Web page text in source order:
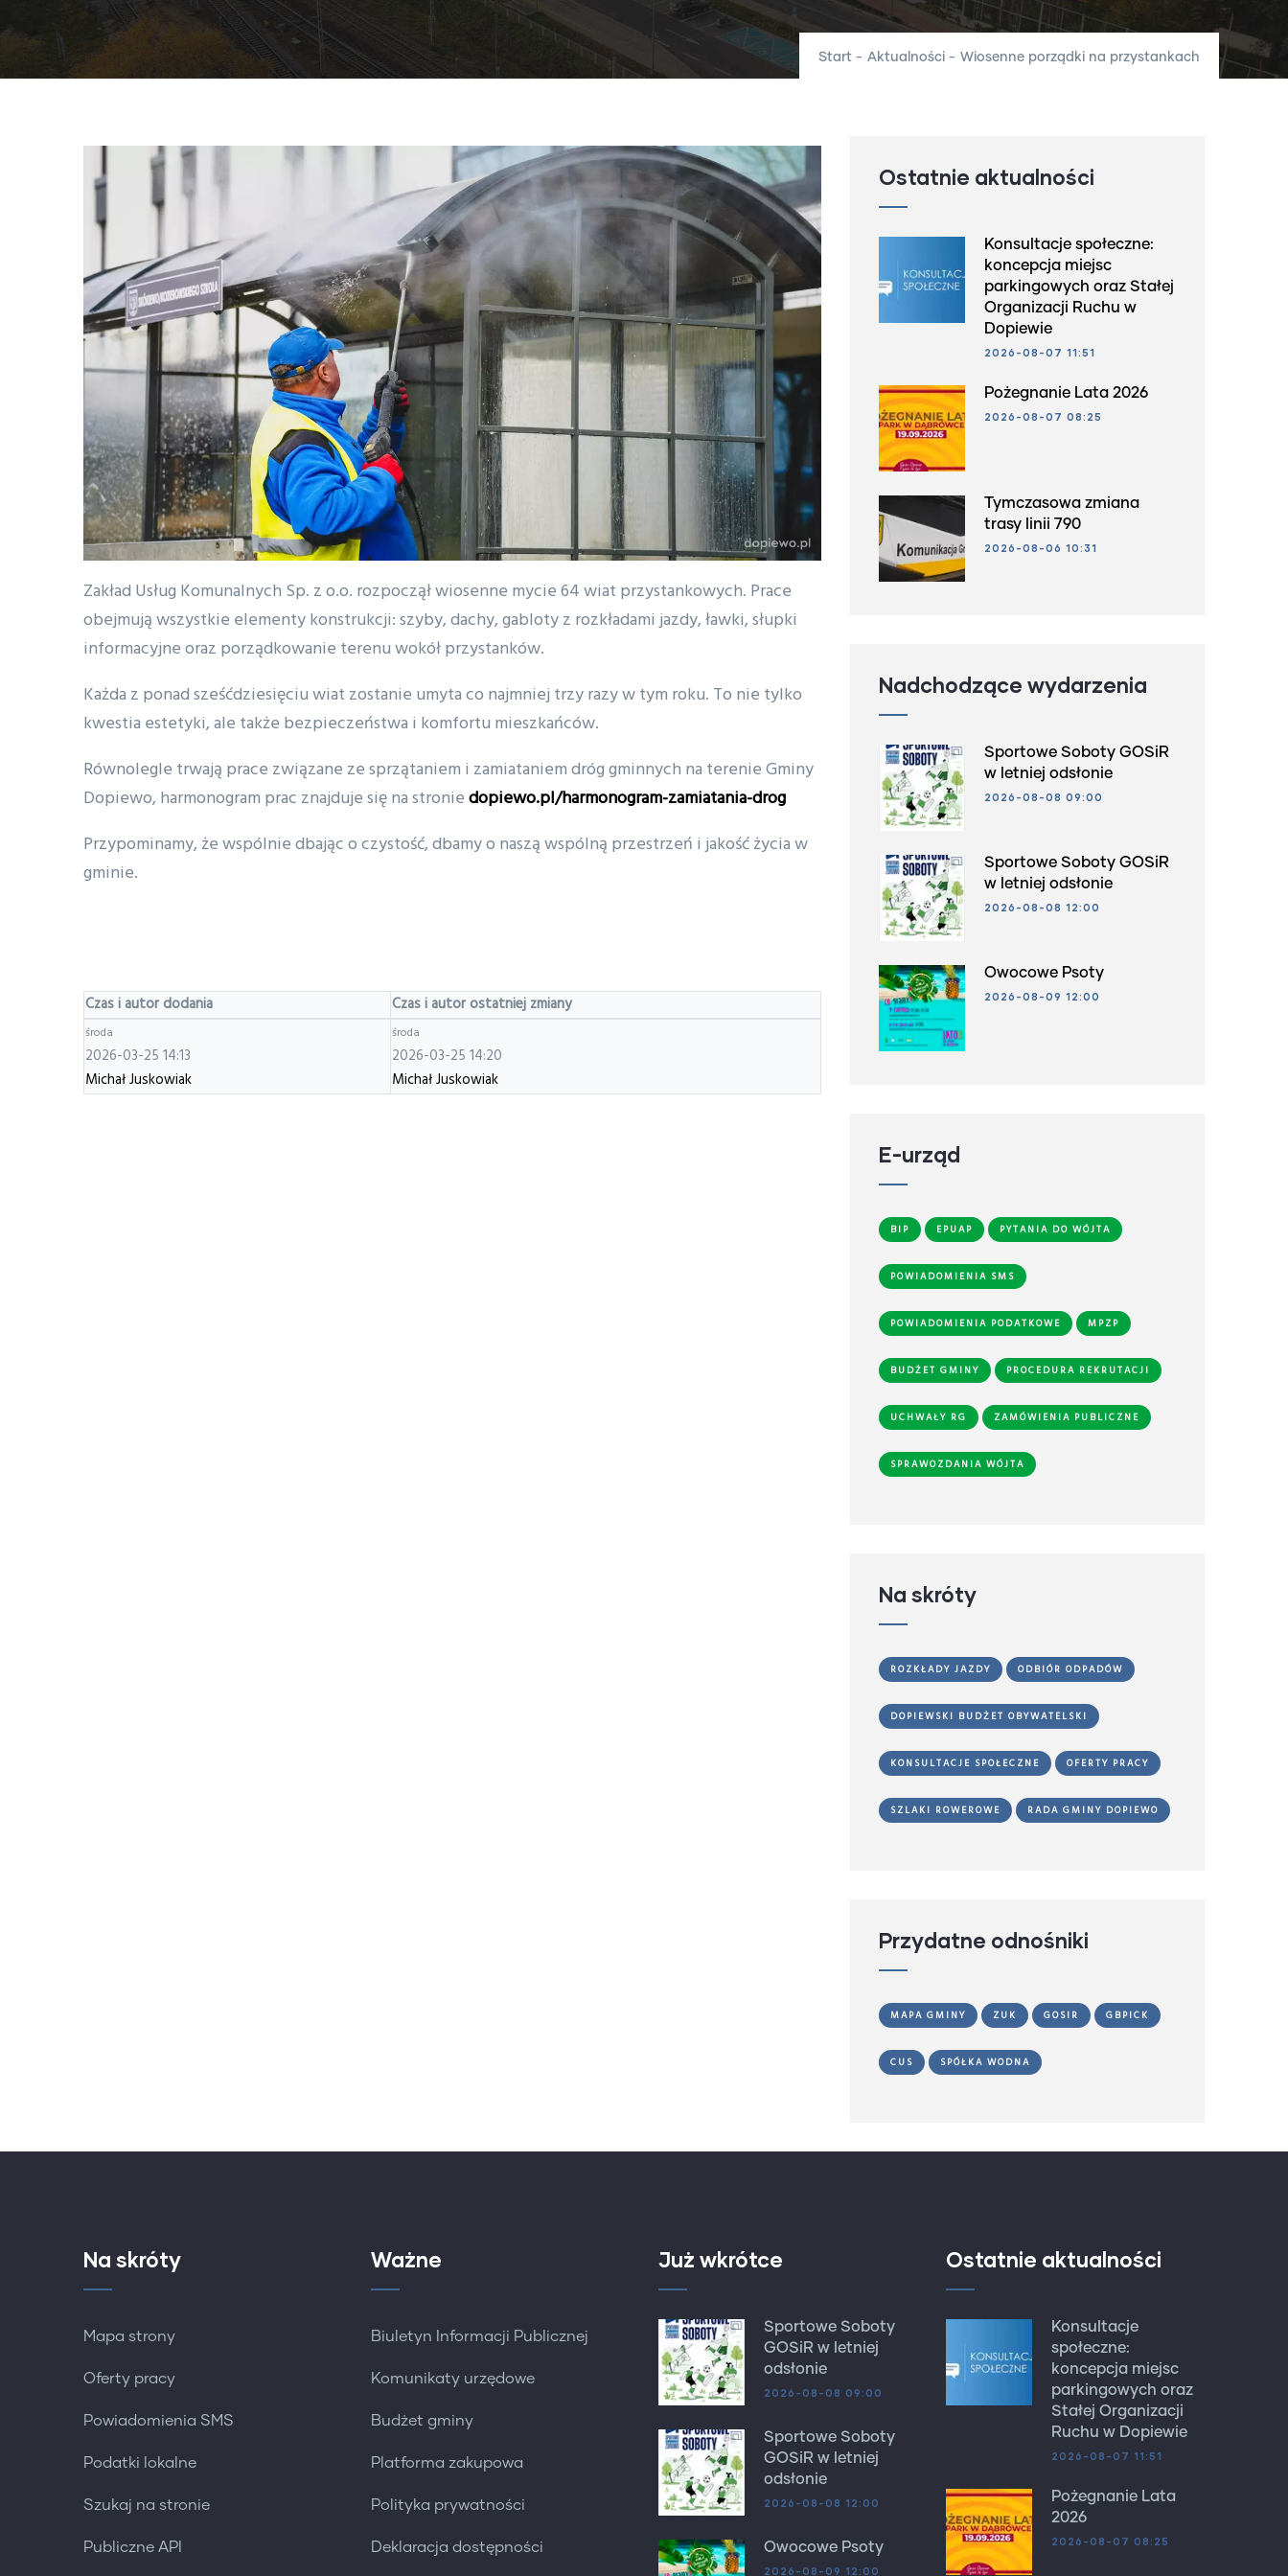
Start - Aktualności - Wiosenne porządki na przystankach
Zakład Usług Komunalnych Sp. z o.o. rozpoczął wiosenne mycie 64 wiat przystankowych. Prace
obejmują wszystkie elementy konstrukcji: szyby, dachy, gabloty z rozkładami jazdy, ławki, słupki
informacyjne oraz porządkowanie terenu wokół przystanków.
Każda z ponad sześćdziesięciu wiat zostanie umyta co najmniej trzy razy w tym roku. To nie tylko
kwestia estetyki, ale także bezpieczeństwa i komfortu mieszkańców.
Równolegle trwają prace związane ze sprzątaniem i zamiataniem dróg gminnych na terenie Gminy
Dopiewo, harmonogram prac znajduje się na stroniedopiewo.pl/harmonogram-zamiatania-drog
Przypominamy, że wspólnie dbając o czystość, dbamy o naszą wspólną przestrzeń i jakość życia w
gminie.
Czas i autor dodania Czas i autor ostatniej zmiany
środa
2026-03-25 14:13
Michał Juskowiak
środa
2026-03-25 14:20
Michał Juskowiak
Ostatnie aktualności
Konsultacje społeczne:
koncepcja miejsc
parkingowych oraz Stałej
Organizacji Ruchu w
Dopiewie
2026-08-07 11:51
Pożegnanie Lata 2026
2026-08-07 08:25
Tymczasowa zmiana
trasy linii 790
2026-08-06 10:31
Nadchodzące wydarzenia
Sportowe Soboty GOSiR
w letniej odsłonie
2026-08-08 09:00
Sportowe Soboty GOSiR
w letniej odsłonie
2026-08-08 12:00
Owocowe Psoty
2026-08-09 12:00
E-urząd
BIP EPUAP PYTANIA DO WÓJTA
POWIADOMIENIA SMS
POWIADOMIENIA PODATKOWE MPZP
BUDŻET GMINY PROCEDURA REKRUTACJI
UCHWAŁY RG ZAMÓWIENIA PUBLICZNE
SPRAWOZDANIA WÓJTA
Na skróty
ROZKŁADY JAZDY ODBIÓR ODPADÓW
DOPIEWSKI BUDŻET OBYWATELSKI
KONSULTACJE SPOŁECZNE OFERTY PRACY
SZLAKI ROWEROWE RADA GMINY DOPIEWO
Przydatne odnośniki
MAPA GMINY ZUK GOSIR GBPICK
CUS SPÓŁKA WODNA
Na skróty
Mapa strony
Oferty pracy
Powiadomienia SMS
Podatki lokalne
Szukaj na stronie
Publiczne API
Ważne
Biuletyn Informacji Publicznej
Komunikaty urzędowe
Budżet gminy
Platforma zakupowa
Polityka prywatności
Deklaracja dostępności
Już wkrótce
Sportowe Soboty
GOSiR w letniej
odsłonie
2026-08-08 09:00
Sportowe Soboty
GOSiR w letniej
odsłonie
2026-08-08 12:00
Owocowe Psoty
2026-08-09 12:00
Ostatnie aktualności
Konsultacje
społeczne:
koncepcja miejsc
parkingowych oraz
Stałej Organizacji
Ruchu w Dopiewie
2026-08-07 11:51
Pożegnanie Lata
2026
2026-08-07 08:25